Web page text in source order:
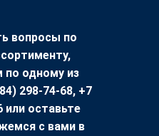
вопросы по
по одному из
298-74-68, +7
или оставьте
с вами в